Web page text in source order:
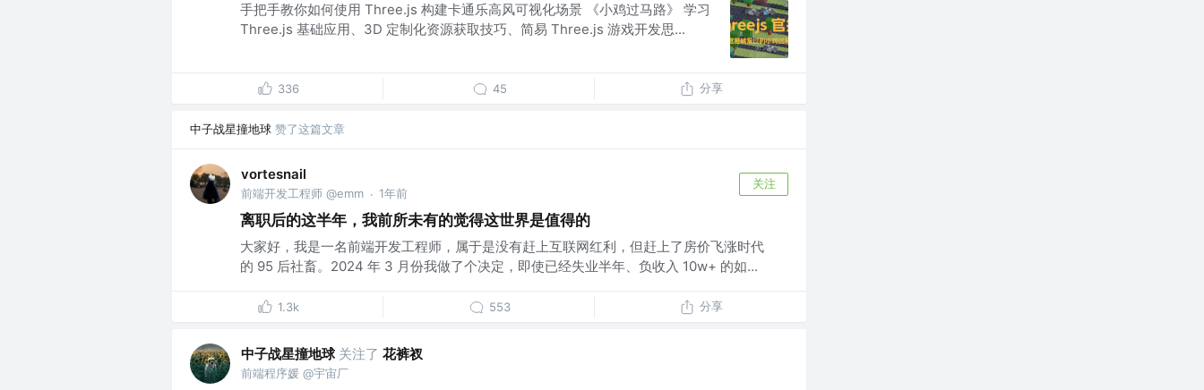
手把手教你如何使用 Three.js 构建卡通乐高风可视化场景 《小鸡过马路》 学习
Three.js 基础应用、3D 定制化资源获取技巧、简易 Three.js 游戏开发思...
336 45 分享
中子战星撞地球 赞了这篇文章
vortesnail
前端开发工程师 @emm · 1年前
关注
离职后的这半年，我前所未有的觉得这世界是值得的
大家好，我是一名前端开发工程师，属于是没有赶上互联网红利，但赶上了房价飞涨时代
的 95 后社畜。2024 年 3 月份我做了个决定，即使已经失业半年、负收入 10w+ 的如...
1.3k 553 分享
中子战星撞地球 关注了 花裤衩
前端程序媛 @宇宙厂